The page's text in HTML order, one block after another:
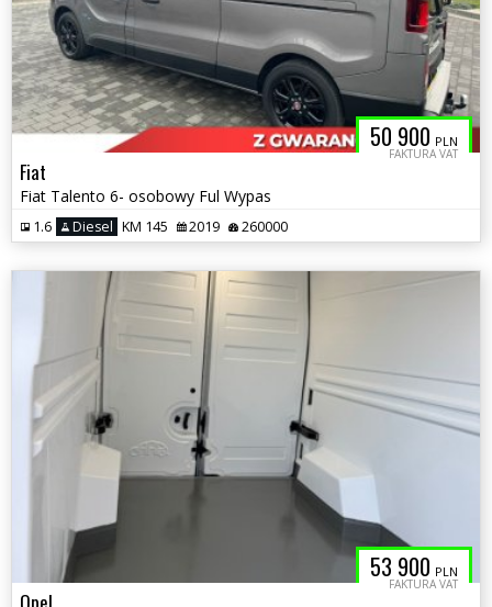
50 900 PLN
FAKTURA VAT
Fiat
Fiat Talento 6- osobowy Ful Wypas
1.6 Diesel KM 145 2019 260000
53 900 PLN
FAKTURA VAT